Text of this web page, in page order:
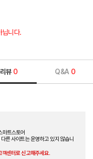
닙니다.
리뷰 0 Q&A 0
마트스토어
른 사이트는 운영하고 있지 않습니
객센터로 신고해주세요.